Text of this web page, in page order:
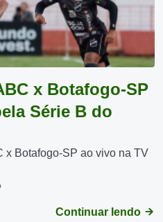
x Botafogo-SP
Série B do
x Botafogo-SP ao vivo na TV
Continuar lendo